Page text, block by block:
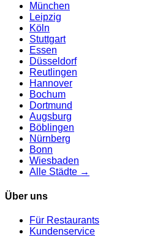
München
Leipzig
Köln
Stuttgart
Essen
Düsseldorf
Reutlingen
Hannover
Bochum
Dortmund
Augsburg
Böblingen
Nürnberg
Bonn
Wiesbaden
Alle Städte →
Über uns
Für Restaurants
Kundenservice